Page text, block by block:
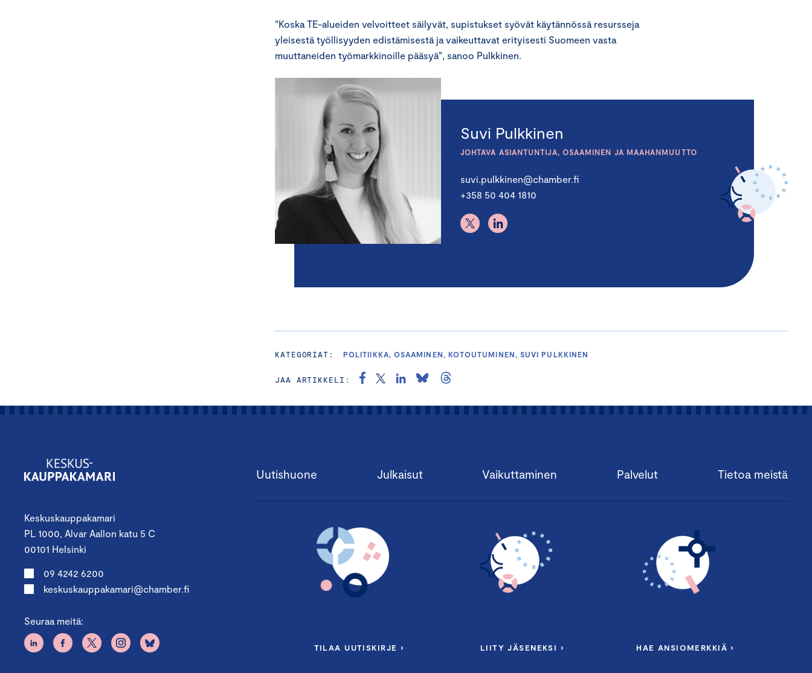
”Koska TE-alueiden velvoitteet säilyvät, supistukset syövät käytännössä resursseja
yleisestä työllisyyden edistämisestä ja vaikeuttavat erityisesti Suomeen vasta
muuttaneiden työmarkkinoille pääsyä”, sanoo Pulkkinen.
Suvi Pulkkinen
JOHTAVA ASIANTUNTIJA, OSAAMINEN JA MAAHANMUUTTO
suvi.pulkkinen@chamber.fi
+358 50 404 1810
KATEGORIAT: POLITIIKKA, OSAAMINEN, KOTOUTUMINEN, SUVI PULKKINEN
JAA ARTIKKELI:
Keskuskauppakamari
PL 1000, Alvar Aallon katu 5 C
00101 Helsinki
09 4242 6200
keskuskauppakamari@chamber.fi
Seuraa meitä:
Uutishuone Julkaisut Vaikuttaminen Palvelut Tietoa meistä
TILAA UUTISKIRJE › LIITY JÄSENEKSI › HAE ANSIOMERKKIÄ ›